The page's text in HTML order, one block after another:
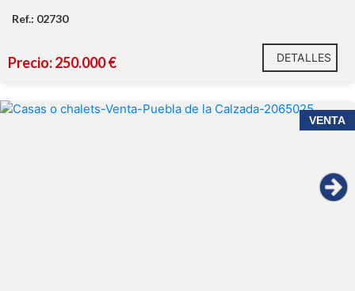
Ref.: 02730
Precio: 250.000 € DETALLES
VENTA